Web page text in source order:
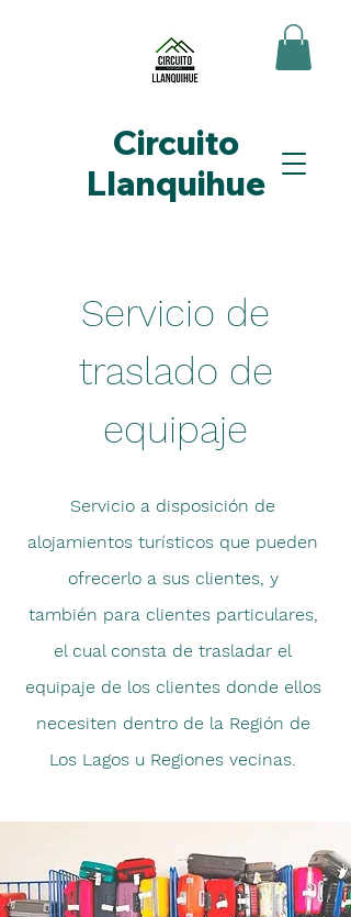
Circuito
Llanquihue
Servicio de
traslado de
equipaje
Servicio a disposición de
alojamientos turísticos que pueden
ofrecerlo a sus clientes, y
también para clientes particulares,
el cual consta de trasladar el
equipaje de los clientesdonde ellos
necesiten dentro de la Región de
Los Lagos u Regiones vecinas.